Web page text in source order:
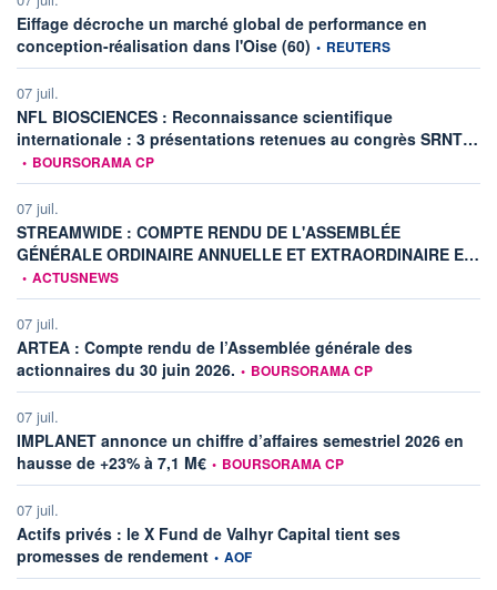
Eiffage décroche un marché global de performance en
conception-réalisation dans l'Oise (60) information fournie par
• REUTERS
07 juil.
NFL BIOSCIENCES : Reconnaissance scientifique
internationale : 3 présentations retenues au congrès SRNT…
• BOURSORAMA CP
07 juil.
STREAMWIDE : COMPTE RENDU DE L'ASSEMBLÉE
GÉNÉRALE ORDINAIRE ANNUELLE ET EXTRAORDINAIRE E…
• ACTUSNEWS
07 juil.
ARTEA : Compte rendu de l’Assemblée générale des
actionnaires du 30 juin 2026. information fournie par
• BOURSORAMA CP
07 juil.
IMPLANET annonce un chiffre d’affaires semestriel 2026 en
hausse de +23% à 7,1 M€information fournie par
• BOURSORAMA CP
07 juil.
Actifs privés : le X Fund de Valhyr Capital tient ses
promesses de rendementinformation fournie par
• AOF